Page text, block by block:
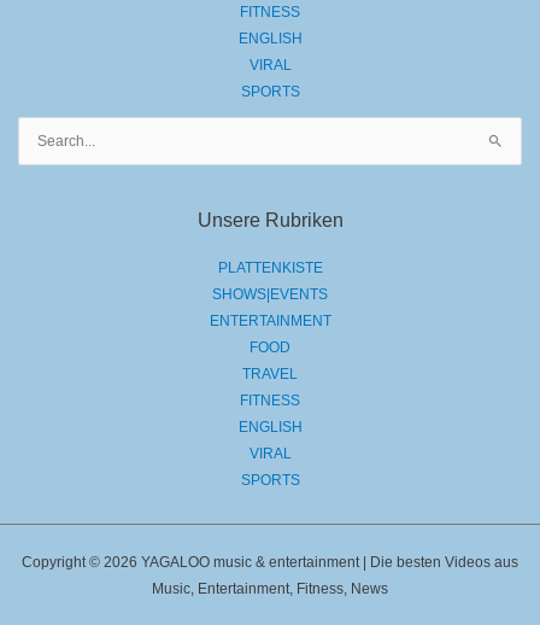
FITNESS
ENGLISH
VIRAL
SPORTS
Unsere Rubriken
PLATTENKISTE
SHOWS|EVENTS
ENTERTAINMENT
FOOD
TRAVEL
FITNESS
ENGLISH
VIRAL
SPORTS
Copyright © 2026 YAGALOO music & entertainment | Die besten Videos aus
Music, Entertainment, Fitness, News